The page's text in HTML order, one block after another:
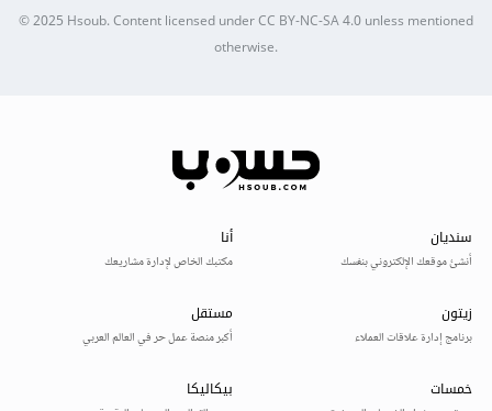
© 2025Hsoub.Content licensed underCC BY-NC-SA 4.0unless mentioned
otherwise.